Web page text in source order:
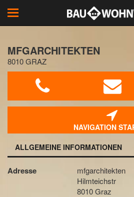
Toggle
navigation
MFGARCHITEKTEN
8010 GRAZ
NAVIGATION
ALLGEMEINE INFORMATIONEN
Adresse
mfgarchitekten
Hilmteichstr
8010 Graz